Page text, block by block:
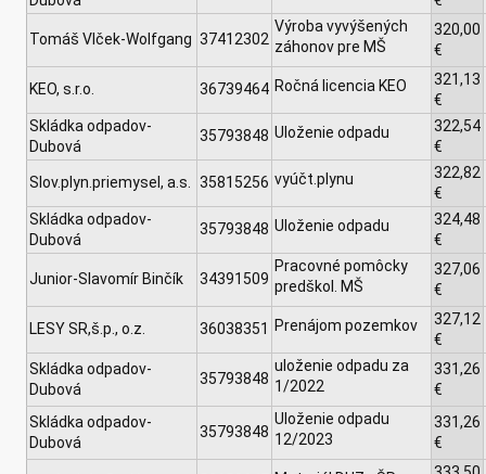
Tomáš Vlček-Wolfgang 37412302
Výroba vyvýšených
záhonov pre MŠ
320,00
€
KEO, s.r.o. 36739464 Ročná licencia KEO
321,13
€
Skládka odpadov-
Dubová
35793848 Uloženie odpadu
322,54
€
Slov.plyn.priemysel, a.s. 35815256 vyúčt.plynu
322,82
€
Skládka odpadov-
Dubová
35793848 Uloženie odpadu
324,48
€
Junior-Slavomír Binčík 34391509
Pracovné pomôcky
predškol. MŠ
327,06
€
LESY SR,š.p., o.z. 36038351 Prenájom pozemkov
327,12
€
Skládka odpadov-
Dubová
35793848
uloženie odpadu za
1/2022
331,26
€
Skládka odpadov-
Dubová
35793848
Uloženie odpadu
12/2023
331,26
€